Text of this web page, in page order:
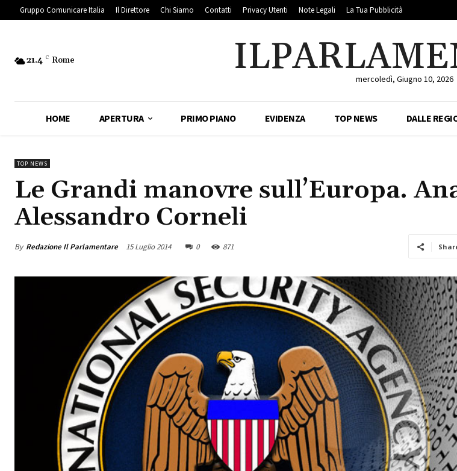
Gruppo Comunicare Italia Il Direttore Chi Siamo Contatti Privacy Utenti Note Legali La Tua Pubblicità
21.4 C Rome
mercoledì, Giugno 10, 2026
HOME APERTURA PRIMO PIANO EVIDENZA TOP NEWS DALLE
TOP NEWS
Le Grandi manovre sull’Europa.
Alessandro Corneli
By Redazione Il Parlamentare 15 Luglio 2014 0 871